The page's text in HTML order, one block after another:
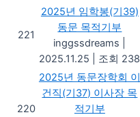
221
2025년 임학봉(기39)
동문 목적기부
inggssdreams
2025.11.25
조회 238
220
2025년 동문장학회 이
건직(기37) 이사장 목
적기부